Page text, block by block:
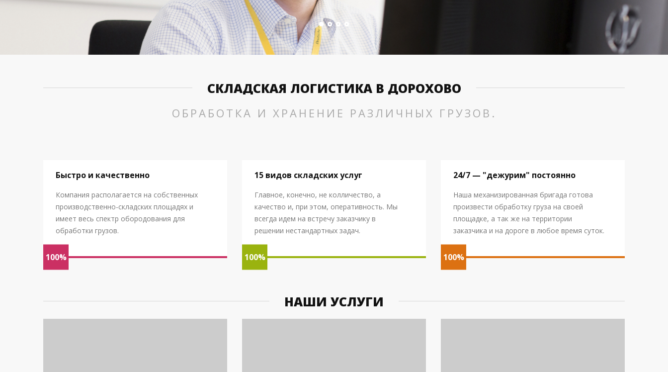
СКЛАДСКАЯ ЛОГИСТИКА В ДОРОХОВО
ОБРАБОТКА И ХРАНЕНИЕ РАЗЛИЧНЫХ ГРУЗОВ.
Быстро и качественно
Компания располагается на собственных
производственно-складских площадях и
имеет весь спектр обородования для
обработки грузов.
100%
15 видов складских услуг
Главное, конечно, не колличество, а
качество и, при этом, оперативность. Мы
всегда идем на встречу заказчику в
решении нестандартных задач.
100%
24/7 — "дежурим" постоянно
Наша механизированная бригада готова
произвести обработку груза на своей
площадке, а так же на территории
заказчика и на дороге в любое время суток.
100%
НАШИ УСЛУГИ